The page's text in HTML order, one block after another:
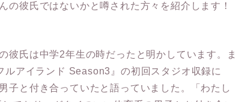
の彼氏ではないかと噂された方々を紹介します！
彼氏は中学2年生の時だったと明かしています。ま
アイランド Season3』の初回スタジオ収録に
子と付き合っていたと語っていました。「わたし